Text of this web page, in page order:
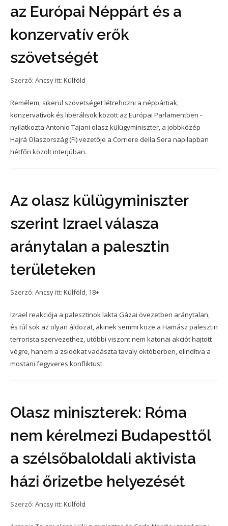
az Európai Néppárt és a
konzervatív erők
szövetségét
Szerző: Ancsy itt: Külföld
Remélem, sikerül szövetséget létrehozni a néppártiak,
konzervatívok és liberálisok között az Európai Parlamentben -
nyilatkozta Antonio Tajani olasz külügyminiszter, a jobbközép
Hajrá Olaszország (FI) vezetője a Corriere della Sera napilapban
hétfőn közölt interjúban.
Az olasz külügyminiszter
szerint Izrael válasza
aránytalan a palesztin
területeken
Szerző: Ancsy itt: Külföld, 18+
Izrael reakciója a palesztinok lakta Gázai övezetben aránytalan,
és túl sok az olyan áldozat, akinek semmi köze a Hamász palesztin
terrorista szervezethez, utóbbi viszont nem katonai akciót hajtott
végre, hanem a zsidókat vadászta tavaly októberben, elindítva a
mostani fegyveres konfliktust.
Olasz miniszterek: Róma
nem kérelmezi Budapesttől
a szélsőbaloldali aktivista
házi őrizetbe helyezését
Szerző: Ancsy itt: Külföld